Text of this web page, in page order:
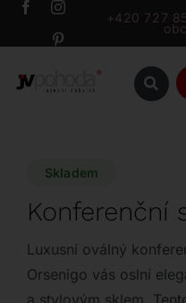
Přeskočit
+420 727
Skladem
Konferenční
Luxusní oválný
Orsenigo vás oslní
a stylovým sklem.